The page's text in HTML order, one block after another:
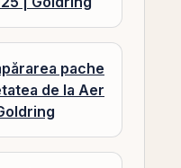
pache
de la Aer